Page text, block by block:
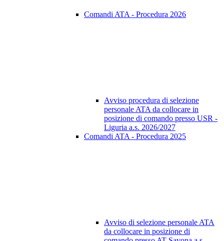
Comandi ATA - Procedura 2026
Avviso procedura di selezione
personale ATA da collocare in
posizione di comando presso USR -
Liguria a.s. 2026/2027
Comandi ATA - Procedura 2025
Avviso di selezione personale ATA
da collocare in posizione di